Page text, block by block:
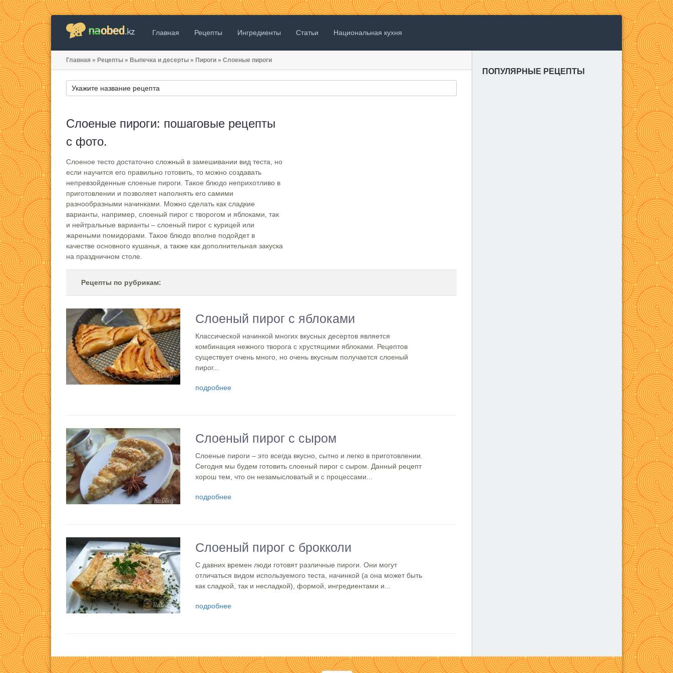
Главная Рецепты Ингредиенты Статьи Национальная кухня
Главная » Рецепты » Выпечка и десерты » Пироги » Слоеные пироги
Слоеные пироги: пошаговые рецепты
с фото.
Слоеное тесто достаточно сложный в замешивании вид теста, но
если научится его правильно готовить, то можно создавать
непревзойденные слоеные пироги. Такое блюдо неприхотливо в
приготовлении и позволяет наполнять его самими
разнообразными начинками. Можно сделать как сладкие
варианты, например, слоеный пирог с творогом и яблоками, так
и нейтральные варианты – слоеный пирог с курицей или
жареными помидорами. Такое блюдо вполне подойдет в
качестве основного кушанья, а также как дополнительная закуска
на праздничном столе.
Рецепты по рубрикам:
Слоеный пирог с яблоками
Классической начинкой многих вкусных десертов является
комбинация нежного творога с хрустящими яблоками. Рецептов
существует очень много, но очень вкусным получается слоеный
пирог...
подробнее
Слоеный пирог с сыром
Слоеные пироги – это всегда вкусно, сытно и легко в приготовлении.
Сегодня мы будем готовить слоеный пирог с сыром. Данный рецепт
хорош тем, что он незамысловатый и с процессами...
подробнее
Слоеный пирог с брокколи
С давних времен люди готовят различные пироги. Они могут
отличаться видом используемого теста, начинкой (а она может быть
как сладкой, так и несладкой), формой, ингредиентами и...
подробнее
ПОПУЛЯРНЫЕ РЕЦЕПТЫ